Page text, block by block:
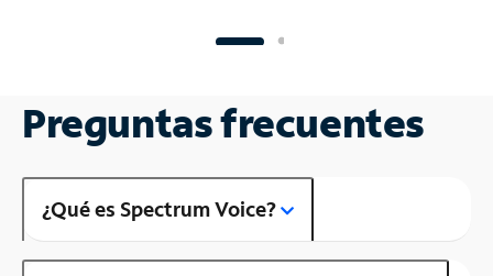
Preguntas frecuentes
¿Qué es Spectrum Voice?